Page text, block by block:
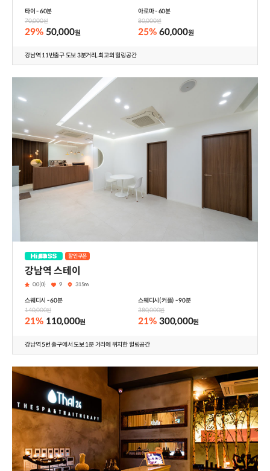
타이 - 60분
70,000원
29% 50,000원
아로마 - 60분
80,000원
25% 60,000원
강남역 11번출구 도보 3분거리, 최고의 힐링공간
할인쿠폰
강남역 스테이
0.0(0) 9 315m
스웨디시 - 60분
140,000원
21% 110,000원
스웨디시(커플) - 90분
380,000원
21% 300,000원
강남역 5번 출구에서 도보 1분 거리에 위치한 힐링공간